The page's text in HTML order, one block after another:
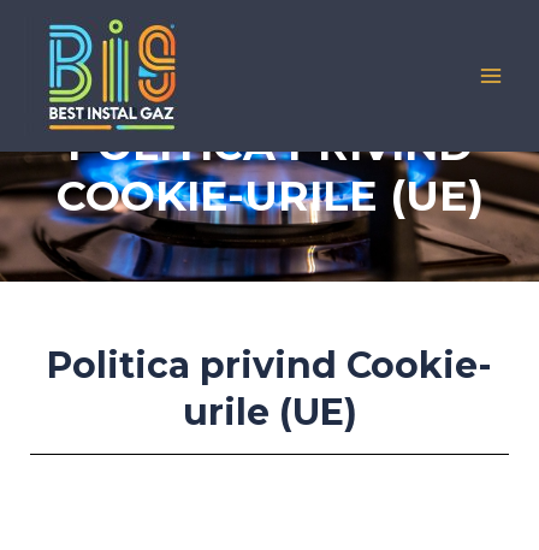
POLITICA PRIVIND
COOKIE-URILE (UE)
Politica privind Cookie-
urile (UE)